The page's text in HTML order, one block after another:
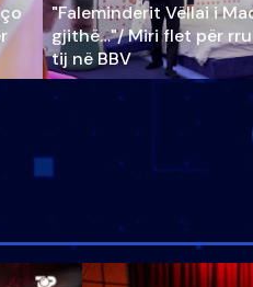
"Faleminderit Vëllai i
gjithë…"/ Miri flet për
tij në BBV